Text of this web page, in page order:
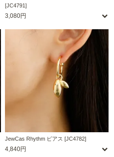
[JC4791]
3,080円
JewCas Rhythm ピアス [JC4782]
4,840円